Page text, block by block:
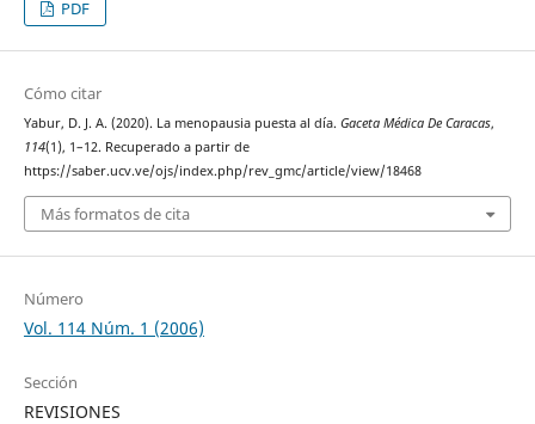
PDF
Cómo citar
Yabur, D. J. A. (2020). La menopausia puesta al día. Gaceta Médica De Caracas,
114(1), 1–12. Recuperado a partir de
https://saber.ucv.ve/ojs/index.php/rev_gmc/article/view/18468
Más formatos de cita
Número
Vol. 114 Núm. 1 (2006)
Sección
REVISIONES